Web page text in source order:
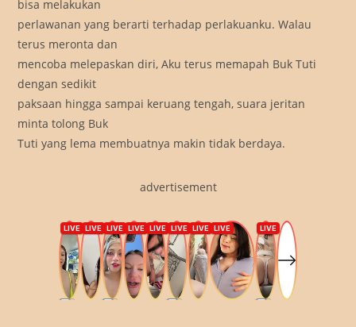
bisa melakukan
perlawanan yang berarti terhadap perlakuanku. Walau
terus meronta dan
mencoba melepaskan diri, Aku terus memapah Buk Tuti
dengan sedikit
paksaan hingga sampai keruang tengah, suara jeritan
minta tolong Buk
Tuti yang lema membuatnya makin tidak berdaya.
advertisement